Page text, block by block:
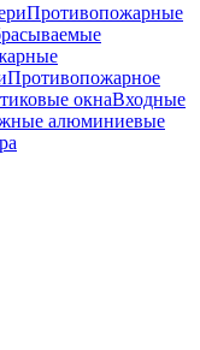
Противопожарные
Противопожарное
окнаВходные
алюминиевые